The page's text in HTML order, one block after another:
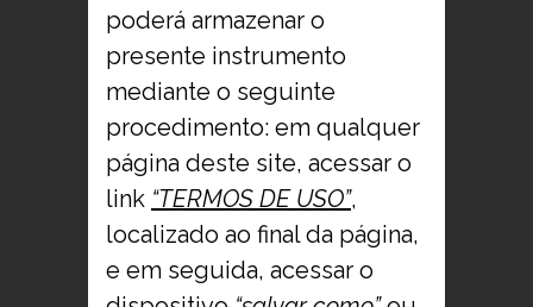
poderá armazenar o
presente instrumento
mediante o seguinte
procedimento: em qualquer
página deste site, acessar o
link “TERMOS DE USO”,
localizado ao final da página,
e em seguida, acessar o